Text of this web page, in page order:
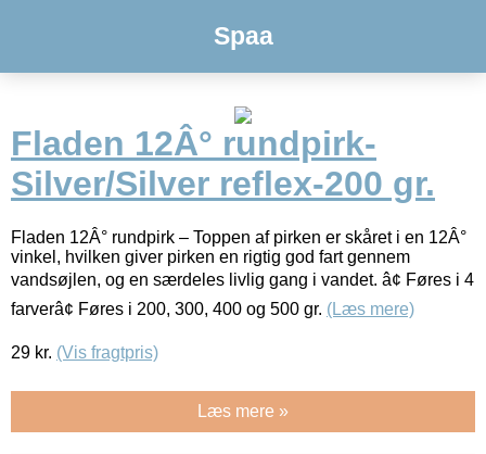
Spaa
Fladen 12Â° rundpirk-
Silver/Silver reflex-200 gr.
Fladen 12Â° rundpirk – Toppen af pirken er skåret i en 12Â°
vinkel, hvilken giver pirken en rigtig god fart gennem
vandsøjlen, og en særdeles livlig gang i vandet. â¢ Føres i 4
farverâ¢ Føres i 200, 300, 400 og 500 gr. (Læs mere)
29 kr. (Vis fragtpris)
Læs mere »